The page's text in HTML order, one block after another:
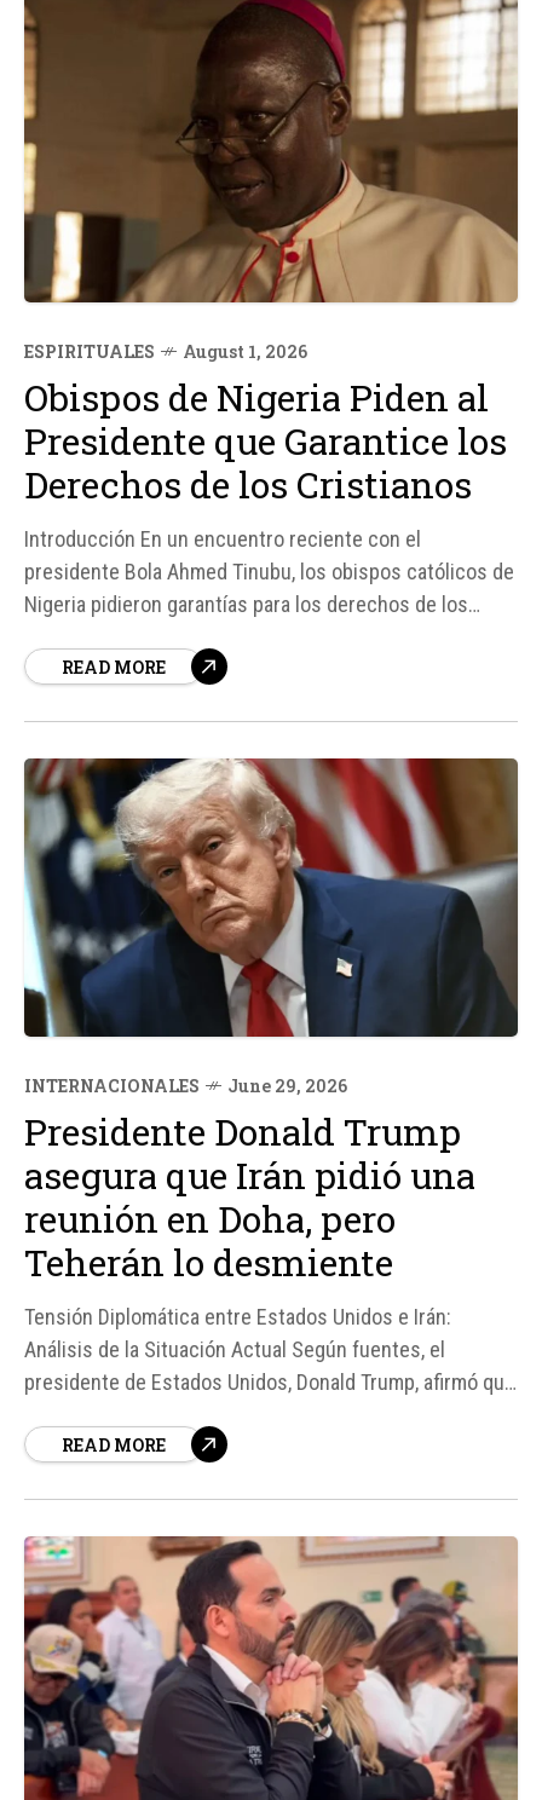
ESPIRITUALES August 1, 2026
Obispos de Nigeria Piden al
Presidente que Garantice los
Derechos de los Cristianos
Introducción En un encuentro reciente con el
presidente Bola Ahmed Tinubu, los obispos católicos de
Nigeria pidieron garantías para los derechos de los
Fides. Esta solicitud se produce en un contexto de
READ MORE
INTERNACIONALES June 29, 2026
Presidente Donald Trump
asegura que Irán pidió una
reunión en Doha, pero
Teherán lo desmiente
Tensión Diplomática entre Estados Unidos e Irán:
Análisis de la Situación Actual Según fuentes, el
presidente de Estados Unidos, Donald Trump, afirmó que
se llevaría a cabo este martes. Sin embargo, el Gobierno
READ MORE